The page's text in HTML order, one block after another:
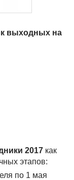
выходных на
2017 как
этапов:
по 1 мая